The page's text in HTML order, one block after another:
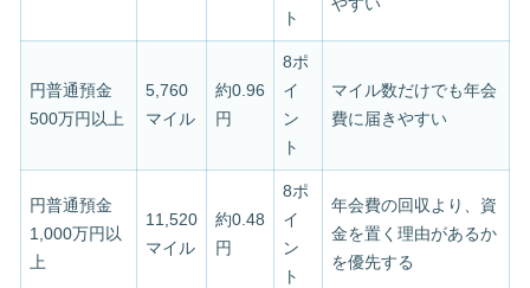
ト
やすい
円普通預金
500万円以上
5,760
マイル
約0.96
円
8ポ
イ
ン
ト
マイル数だけでも年会
費に届きやすい
円普通預金
1,000万円以
上
11,520
マイル
約0.48
円
8ポ
イ
ン
ト
年会費の回収より、資
金を置く理由があるか
を優先する